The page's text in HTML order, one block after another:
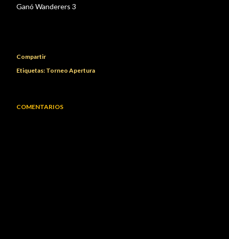
Ganó Wanderers 3
Compartir
Etiquetas: Torneo Apertura
COMENTARIOS